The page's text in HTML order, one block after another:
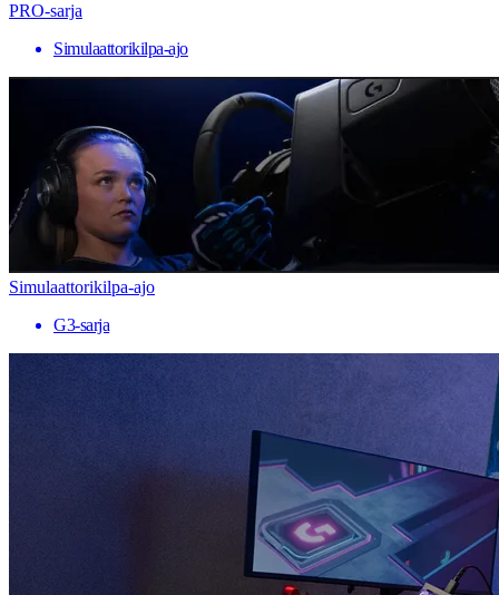
PRO-sarja
Simulaattorikilpa-ajo
Simulaattorikilpa-ajo
G3-sarja